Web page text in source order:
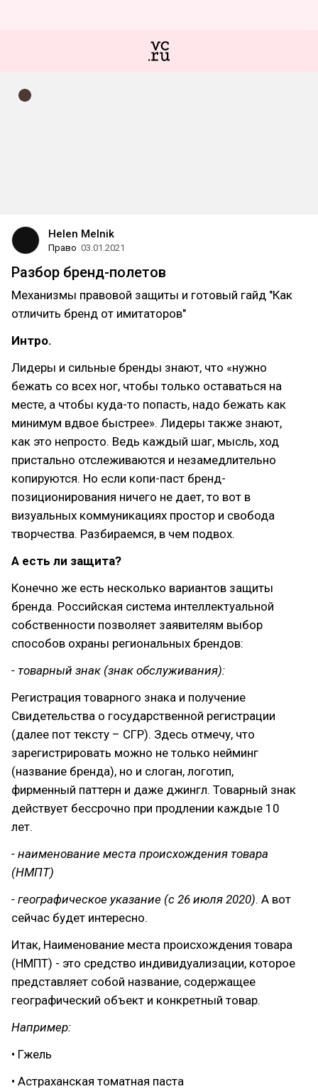
Helen Melnik
Право 03.01.2021
Разбор бренд-полетов
Механизмы правовой защиты и готовый гайд "Как
отличить бренд от имитаторов"
Интро.
Лидеры и сильные бренды знают, что «нужно
бежать со всех ног, чтобы только оставаться на
месте, а чтобы куда-то попасть, надо бежать как
минимум вдвое быстрее». Лидеры также знают,
как это непросто. Ведь каждый шаг, мысль, ход
пристально отслеживаются и незамедлительно
копируются. Но если копи-паст бренд-
позиционирования ничего не дает, то вот в
визуальных коммуникациях простор и свобода
творчества. Разбираемся, в чем подвох.
А есть ли защита?
Конечно же есть несколько вариантов защиты
бренда. Российская система интеллектуальной
собственности позволяет заявителям выбор
способов охраны региональных брендов:
- товарный знак (знак обслуживания):
Регистрация товарного знака и получение
Свидетельства о государственной регистрации
(далее пот тексту – СГР). Здесь отмечу, что
зарегистрировать можно не только нейминг
(название бренда), но и слоган, логотип,
фирменный паттерн и даже джингл. Товарный знак
действует бессрочно при продлении каждые 10
лет.
- наименование места происхождения товара
(НМПТ)
- географическое указание (с 26 июля 2020). А вот
сейчас будет интересно.
Итак, Наименование места происхождения товара
(НМПТ) - это средство индивидуализации, которое
представляет собой название, содержащее
географический объект и конкретный товар.
Например:
• Гжель
• Астраханская томатная паста